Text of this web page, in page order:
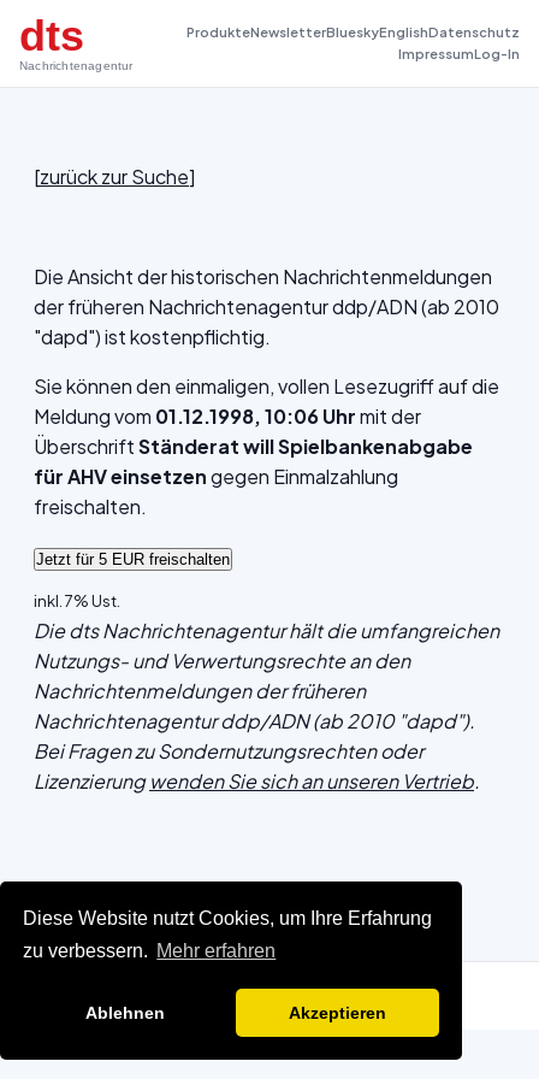
Diese Website nutzt Cookies, um Ihre Erfahrung
zu verbessern. Mehr erfahren
Ablehnen Akzeptieren
dts
Nachrichtenagentur
ProdukteNewsletterBlueskyEnglishDatenschutz
ImpressumLog-In
[zurück zur Suche]
Die Ansicht der historischen Nachrichtenmeldungen
der früheren Nachrichtenagentur ddp/ADN (ab 2010
"dapd") ist kostenpflichtig.
Sie können den einmaligen, vollen Lesezugriff auf die
Meldung vom 01.12.1998, 10:06 Uhrmit der
ÜberschriftStänderat will Spielbankenabgabe
für AHV einsetzengegen Einmalzahlung
freischalten.
inkl. 7% Ust.
Die dts Nachrichtenagentur hält die umfangreichen
Nutzungs- und Verwertungsrechte an den
Nachrichtenmeldungen der früheren
Nachrichtenagentur ddp/ADN (ab 2010 "dapd").
Bei Fragen zu Sondernutzungsrechten oder
Lizenzierungwenden Sie sich an unseren Vertrieb.